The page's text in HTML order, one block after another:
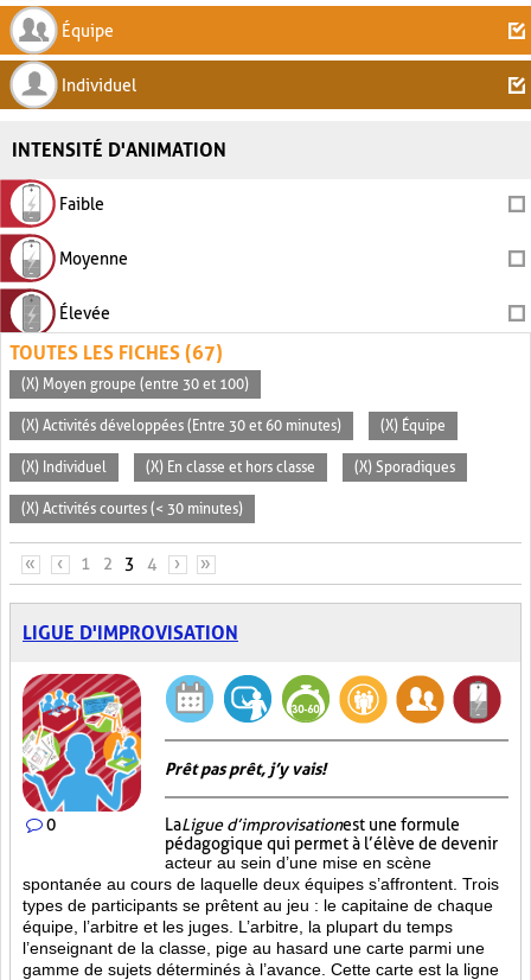
Équipe
Individuel
INTENSITÉ D'ANIMATION
Faible
Moyenne
Élevée
TOUTES LES FICHES (67)
(X) Moyen groupe (entre 30 et 100)
(X) Activités développées (Entre 30 et 60 minutes) (X) Équipe
(X) Individuel (X) En classe et hors classe (X) Sporadiques
(X) Activités courtes (< 30 minutes)
PAGES
« ‹ 1 2 3 4 › »
LIGUE D'IMPROVISATION
0
Prêt pas prêt, j’y vais!
LaLigue d’improvisationest une formule
pédagogique qui permet à l’élève de devenir
acteur au sein d’une mise en scène
spontanée au cours de laquelle deux équipes s’affrontent. Trois
types de participants se prêtent au jeu : le capitaine de chaque
équipe, l’arbitre et les juges. L’arbitre, la plupart du temps
l’enseignant de la classe, pige au hasard une carte parmi une
gamme de sujets déterminés à l’avance. Cette carte est la ligne